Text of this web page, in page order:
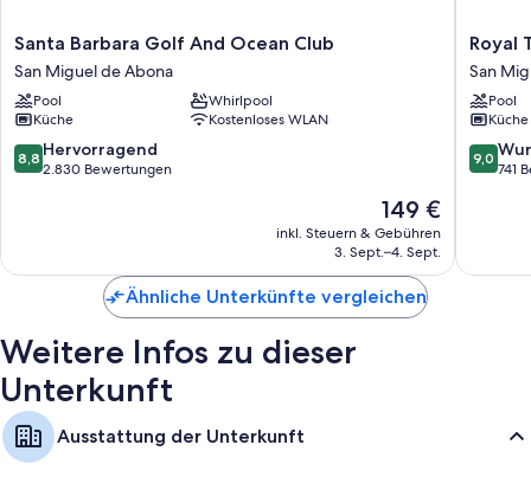
Santa
Barbara
Golf
And
Ocean
Club
San
Santa Barbara Golf And Ocean Club
San Miguel de Abona
Pool
Whirlpool
Küche
Kostenloses WLAN
8.8
von
8,8 Hervorragend
2.830 Bewertungen
Der
Preis
beträgt
149 €
inkl. Steuern & Gebühren
3. Sept.–4. Sept.
Royal
Tenerife
Country
Club
San
Miguel
de
Royal
San
Pool
Küche
9.0
von
9,0
741
Ähnliche Unterkünfte vergleichen
Weitere Infos zu dieser
Unterkunft
Ausstattung der Unterkunft